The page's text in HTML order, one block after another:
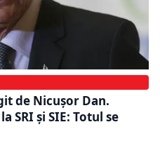
de Nicușor Dan.
SRI și SIE: Totul se